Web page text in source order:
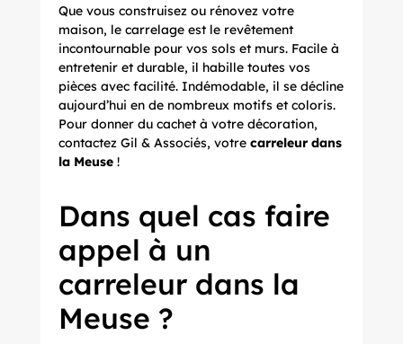
Que vous construisez ou rénovez votre
maison, le carrelage est le revêtement
incontournable pour vos sols et murs. Facile à
entretenir et durable, il habille toutes vos
pièces avec facilité. Indémodable, il se décline
aujourd’hui en de nombreux motifs et coloris.
Pour donner du cachet à votre décoration,
contactez Gil & Associés, votre carreleur dans
la Meuse!
Dans quel cas faire
appel à un
carreleur dans la
Meuse ?